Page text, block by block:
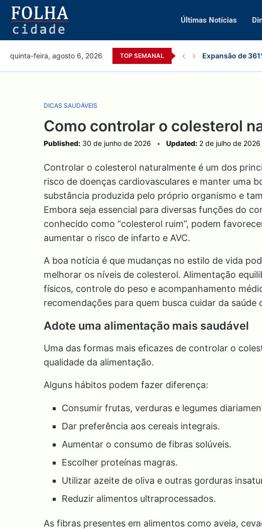
Últimas Notícias
quinta-feira, agosto 6, 2026 TOP SEMANAL Expansão de
DICAS SAUDÁVEIS
Como controlar o colesterol
Published: 30 de junho de 2026 Updated: 2 de julho de 2026
Controlar o colesterol naturalmente é um dos
risco de doenças cardiovasculares e manter uma
substância produzida pelo próprio organismo e
Embora seja essencial para diversas funções do
conhecido como “colesterol ruim”, podem
aumentar o risco de infarto e AVC.
A boa notícia é que mudanças no estilo de vida
melhorar os níveis de colesterol. Alimentação
físicos, controle do peso e acompanhamento
recomendações para quem busca cuidar da saúde
Adote uma alimentação mais saudável
Uma das formas mais eficazes de controlar o
qualidade da alimentação.
Alguns hábitos podem fazer diferença:
Consumir frutas, verduras e legumes
Dar preferência aos cereais integrais.
Aumentar o consumo de fibras solúveis.
Escolher proteínas magras.
Utilizar azeite de oliva e outras gorduras
Reduzir alimentos ultraprocessados.
As fibras presentes em alimentos como aveia,